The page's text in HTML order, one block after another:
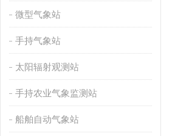
微型气象站
手持气象站
太阳辐射观测站
手持农业气象监测站
船舶自动气象站